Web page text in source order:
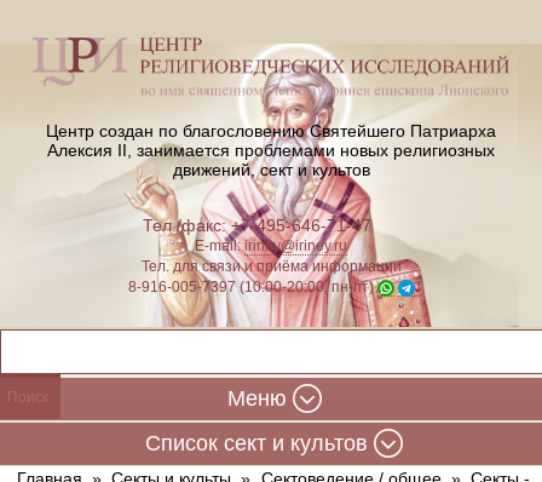
Центр создан по благословению Святейшего Патриарха
Алексия II, занимается проблемами новых религиозных
движений, сект и культов
Тел./факс: +7-495-646-71-47
E-mail:iriney@iriney.ru
Тел. для связи и приёма информации
8-916-005-7397 (10:00-20:00, пн-пт)
Меню
Cписок сект и культов